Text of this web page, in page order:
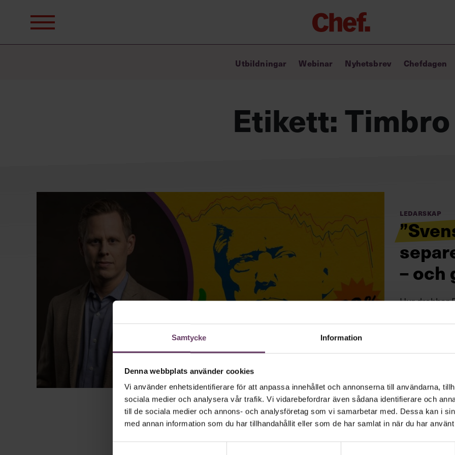
Samtycke Information
Denna webbplats använder cookies
Vi använder enhetsidentifierare för att anpassa innehållet och annonserna till användarna,
sociala medier och analysera vår trafik. Vi vidarebefordrar även sådana identifierare och
till de sociala medier och annons- och analysföretag som vi samarbetar med. Dessa kan i
med annan information som du har tillhandahållit eller som de har samlat in när du har
efter: Chefakademin+
Lyft ditt ledarskap med C+
Ledarskapsbiblioteket
Ledarskapstest
Chef GPT – din chefsassistent i
Utbildningar Webinar Nyhetsbrev Chefdagen
Etikett:Timbro
Ledarskap
– och
Hur drabbar
efter med